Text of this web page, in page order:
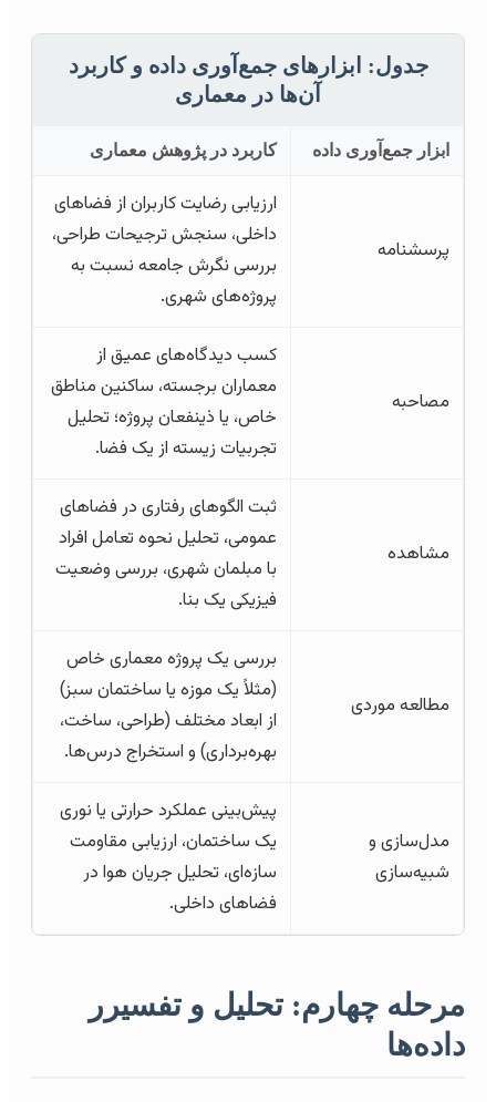
جدول: ابزارهای جمع‌آوری داده و کاربرد
آن‌ها در معماری
ابزار جمع‌آوری داده کاربرد در پژوهش معماری
پرسشنامه
ارزیابی رضایت کاربران از فضاهای
داخلی، سنجش ترجیحات طراحی،
بررسی نگرش جامعه نسبت به
پروژه‌های شهری.
مصاحبه
کسب دیدگاه‌های عمیق از
معماران برجسته، ساکنین مناطق
خاص، یا ذینفعان پروژه؛ تحلیل
تجربیات زیسته از یک فضا.
مشاهده
ثبت الگوهای رفتاری در فضاهای
عمومی، تحلیل نحوه تعامل افراد
با مبلمان شهری، بررسی وضعیت
فیزیکی یک بنا.
مطالعه موردی
بررسی یک پروژه معماری خاص
(مثلاً یک موزه یا ساختمان سبز)
از ابعاد مختلف (طراحی، ساخت،
بهره‌برداری) و استخراج درس‌ها.
مدل‌سازی و
شبیه‌سازی
پیش‌بینی عملکرد حرارتی یا نوری
یک ساختمان، ارزیابی مقاومت
سازه‌ای، تحلیل جریان هوا در
فضاهای داخلی.
مرحله چهارم: تحلیل و تفسیرر
داده‌ها